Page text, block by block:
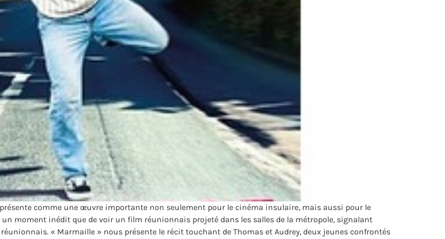
comme une œuvre importante non seulement pour le cinéma insulaire, mais aussi pour le
moment inédit que de voir un film réunionnais projeté dans les salles de la métropole, signalant
« Marmaille » nous présente le récit touchant de Thomas et Audrey, deux jeunes confrontés